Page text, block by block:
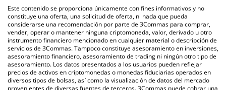
También puedes utilizar nuestra tabla de precios de Candles
que se encuentra arriba para verificar el último precio de
Candles en las principales monedas fiduciarias y criptomonedas.
otras.
Este contenido se proporciona únicamente con fines informativos y no
constituye una oferta, una solicitud de oferta, ni nada que pueda
considerarse una recomendación por parte de 3Commas para comprar,
vender, operar o mantener ninguna criptomoneda, valor, derivado u otro
instrumento financiero mencionado en cualquier material o descripción de
servicios de 3Commas. Tampoco constituye asesoramiento en inversiones,
asesoramiento financiero, asesoramiento de trading ni ningún otro tipo de
asesoramiento. Los datos presentados a los usuarios pueden reflejar
precios de activos en criptomonedas o monedas fiduciarias operados en
diversos tipos de bolsas, así como la visualización de datos del mercado
provenientes de diversas fuentes de terceros. 3Commas puede cobrar una